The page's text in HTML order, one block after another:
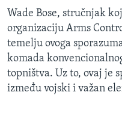
Wade Bose, stručnjak
organizaciju Arms
temelju ovoga
komada
topništva. Uz to, ovaj je
između vojski i važan